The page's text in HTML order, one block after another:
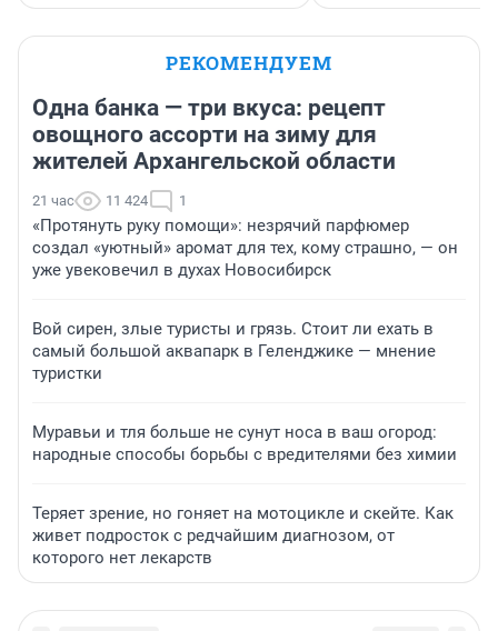
РЕКОМЕНДУЕМ
Одна банка — три вкуса: рецепт
овощного ассорти на зиму для
жителей Архангельской области
21 час 11 424 1
«Протянуть руку помощи»: незрячий парфюмер
создал «уютный» аромат для тех, кому страшно, — он
уже увековечил в духах Новосибирск
Вой сирен, злые туристы и грязь. Стоит ли ехать в
самый большой аквапарк в Геленджике — мнение
туристки
Муравьи и тля больше не сунут носа в ваш огород:
народные способы борьбы с вредителями без химии
Теряет зрение, но гоняет на мотоцикле и скейте. Как
живет подросток с редчайшим диагнозом, от
которого нет лекарств